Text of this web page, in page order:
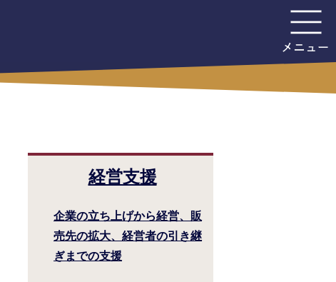
経営支援
企業の立ち上げから経営、販
売先の拡大、経営者の引き継
ぎまでの支援